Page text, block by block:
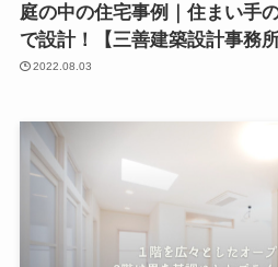
庭の中の住宅事例｜住まい手
で設計！【三善建築設計事務所
2022.08.03